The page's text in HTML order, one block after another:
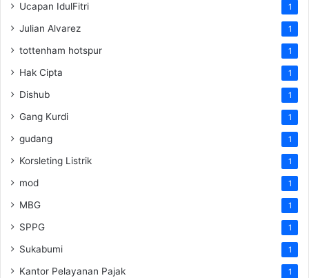
Ucapan IdulFitri 1
Julian Alvarez 1
tottenham hotspur 1
Hak Cipta 1
Dishub 1
Gang Kurdi 1
gudang 1
Korsleting Listrik 1
mod 1
MBG 1
SPPG 1
Sukabumi 1
Kantor Pelayanan Pajak 1